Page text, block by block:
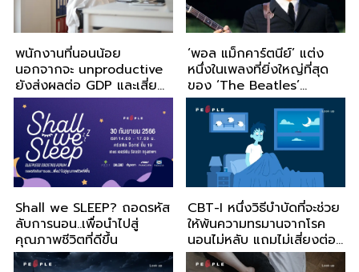
พนักงานที่นอนน้อย
นอกจากจะ unproductive
ยังส่งผลต่อ GDP และเสี่ยง
มีพฤติกรรมนอกลู่นอกทาง
‘พอล แม็กคาร์ตนีย์’ แต่ง
หนึ่งในเพลงที่ยิ่งใหญ่ที่สุด
ของ ‘The Beatles’
ระหว่างนอนหลับ
Shall we SLEEP? ถอดรหัส
ลับการนอน..เพื่อนำไปสู่
คุณภาพชีวิตที่ดีขึ้น
CBT-I หนึ่งวิธีบำบัดที่จะช่วย
ให้พ้นความทรมานจากโรค
นอนไม่หลับ แถมไม่เสี่ยงต่อ
ชีวิต